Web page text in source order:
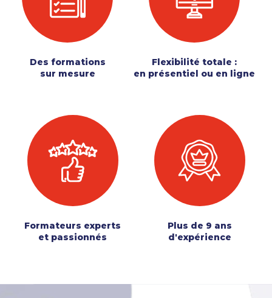
Des formations
sur mesure
Flexibilité totale :
en présentiel ou en ligne
Formateurs experts
et passionnés
Plus de 9 ans
d'expérience